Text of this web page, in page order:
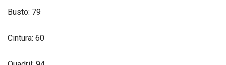
Busto: 79
Cintura: 60